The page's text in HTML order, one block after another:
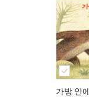
가방 안